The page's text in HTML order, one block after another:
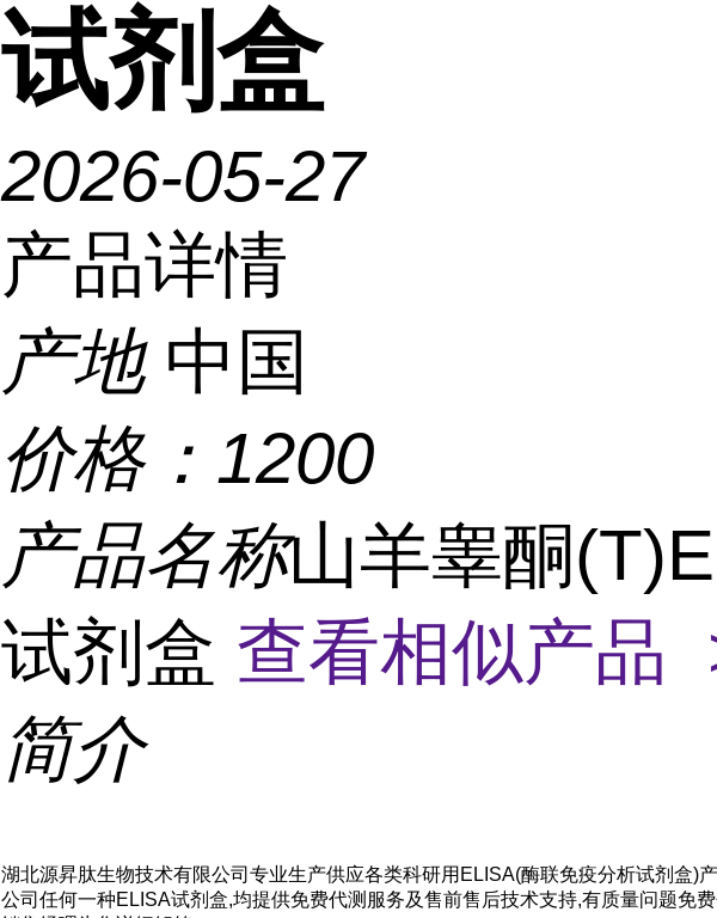
试剂盒
2026-05-27
产品详情
产地 中国
价格： 1200
产品名称山羊睾酮
试剂盒 查看相似产品
简介
湖北源昇肽生物技术有限公司专业生产供应各类科研用ELISA(酶联免疫分析试剂盒)
公司任何一种ELISA试剂盒,均提供免费代测服务及售前售后技术支持,有质量问题免